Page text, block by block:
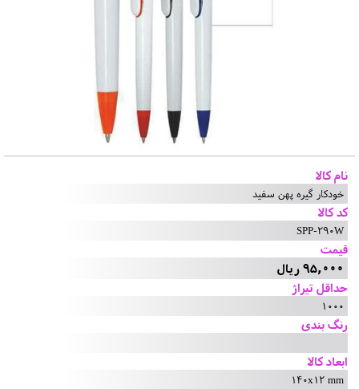
نام کالا
خودکار گیره پهن سفید
کد کالا
SPP-290W
قیمت
95,000 ریال
حداقل تیراژ
1000
رنگ بندی
ابعاد کالا
140x12 mm